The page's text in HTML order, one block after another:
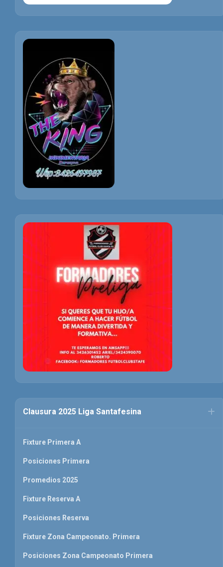
Clausura 2025 Liga Santafesina
Fixture Primera A
Posiciones Primera
Promedios 2025
Fixture Reserva A
Posiciones Reserva
Fixture Zona Campeonato. Primera
Posiciones Zona Campeonato Primera